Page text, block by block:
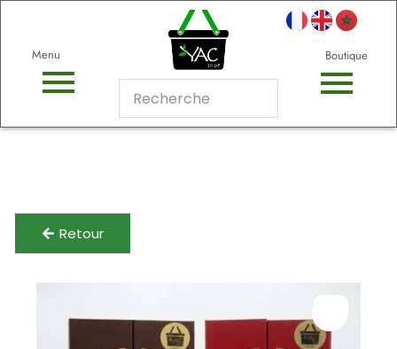
Menu Boutique
Retour